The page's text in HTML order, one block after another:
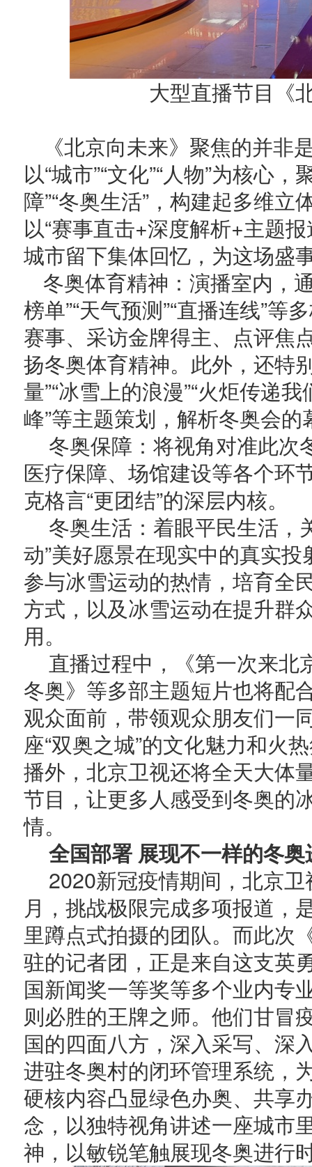
大型直播节目《
《北京向未来》聚焦的并非
以“城市”“文化”“人物”为核心
障”“冬奥生活”，构建起多维
以“赛事直击+深度解析+主题
城市留下集体回忆，为这场盛
冬奥体育精神：演播室内，
榜单”“天气预测”“直播连线”
赛事、采访金牌得主、点评焦
扬冬奥体育精神。此外，还特
量”“冰雪上的浪漫”“火炬传递
峰”等主题策划，解析冬奥会
冬奥保障：将视角对准此次
医疗保障、场馆建设等各个环
克格言“更团结”的深层内核。
冬奥生活：着眼平民生活，
动”美好愿景在现实中的真实
参与冰雪运动的热情，培育全
方式，以及冰雪运动在提升群
用。
直播过程中，《第一次来北
冬奥》等多部主题短片也将配
观众面前，带领观众朋友们一
座“双奥之城”的文化魅力和火
播外，北京卫视还将全天大体
节目，让更多人感受到冬奥的
情。
全国部署 展现不一样的冬奥
2020新冠疫情期间，北京
月，挑战极限完成多项报道，
里蹲点式拍摄的团队。而此次
驻的记者团，正是来自这支英
国新闻奖一等奖等多个业内专
则必胜的王牌之师。他们甘冒
国的四面八方，深入采写、深
进驻冬奥村的闭环管理系统，
硬核内容凸显绿色办奥、共享
念，以独特视角讲述一座城市
神，以敏锐笔触展现冬奥进行